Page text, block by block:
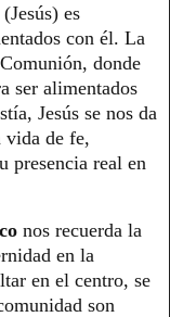
es
con él. La
donde
ser alimentados
Jesús se nos da
vida de fe,
presencia real en
nos recuerda la
en la
en el centro, se
son